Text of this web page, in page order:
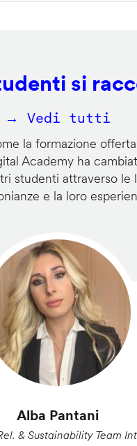
si
→ Vedi tutti
la formazione
Academy ha
studenti attraverso le
e la loro
Alba Pantani
& Sustainability Team